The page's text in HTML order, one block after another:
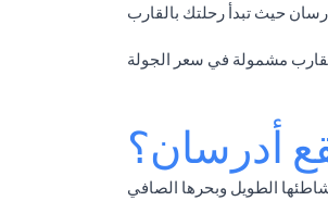
أدرسان؟
الطويل وبحرها الصافي